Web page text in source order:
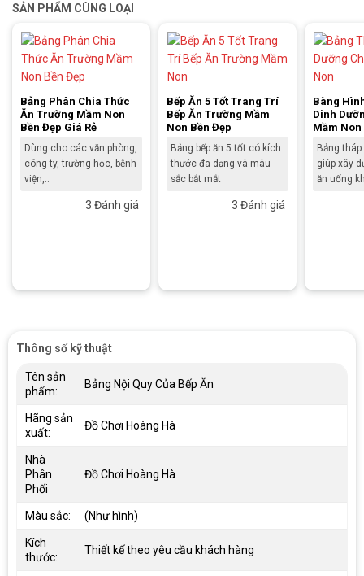
SẢN PHẨM CÙNG LOẠI
Bảng Phân Chia Thức
Ăn Trường Mầm Non
Bền Đẹp Giá Rẻ
3 Đánh giá
Dùng cho các văn phòng,
công ty, trường học, bệnh
viện,..
Bếp Ăn 5 Tốt Trang Trí
Bếp Ăn Trường Mầm
Non Bền Đẹp
3 Đánh giá
Bảng bếp ăn 5 tốt có kích
thước đa dạng và màu
sắc bắt mắt
Bàng
Dinh
Mầm Non
Bảng
giúp xây
ăn uống
Thông số kỹ thuật
Tên sản
phẩm:
Bảng Nội Quy Của Bếp Ăn
Hãng sản
xuất:
Đồ Chơi Hoàng Hà
Nhà
Phân
Phối
Đồ Chơi Hoàng Hà
Màu sắc: (Như hình)
Kích
thước:
Thiết kế theo yêu cầu khách hàng